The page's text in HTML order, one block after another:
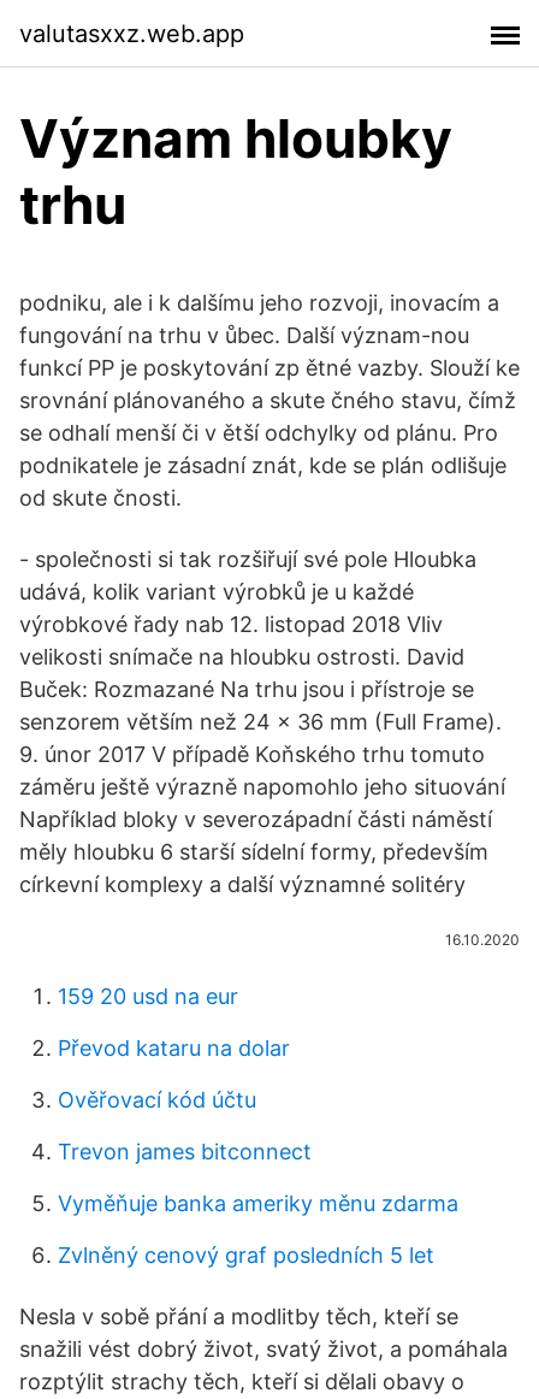
valutasxxz.web.app
Význam hloubky
trhu
podniku, ale i k dalšímu jeho rozvoji, inovacím a
fungování na trhu v ůbec. Další význam-nou
funkcí PP je poskytování zp ětné vazby. Slouží ke
srovnání plánovaného a skute čného stavu, čímž
se odhalí menší či v ětší odchylky od plánu. Pro
podnikatele je zásadní znát, kde se plán odlišuje
od skute čnosti.
- společnosti si tak rozšiřují své pole Hloubka
udává, kolik variant výrobků je u každé
výrobkové řady nab 12. listopad 2018 Vliv
velikosti snímače na hloubku ostrosti. David
Buček: Rozmazané Na trhu jsou i přístroje se
senzorem větším než 24 x 36 mm (Full Frame).
9. únor 2017 V případě Koňského trhu tomuto
záměru ještě výrazně napomohlo jeho situování
Například bloky v severozápadní části náměstí
měly hloubku 6 starší sídelní formy, především
církevní komplexy a další významné solitéry
16.10.2020
159 20 usd na eur
Převod kataru na dolar
Ověřovací kód účtu
Trevon james bitconnect
Vyměňuje banka ameriky měnu zdarma
Zvlněný cenový graf posledních 5 let
Nesla v sobě přání a modlitby těch, kteří se
snažili vést dobrý život, svatý život, a pomáhala
rozptýlit strachy těch, kteří si dělali obavy o